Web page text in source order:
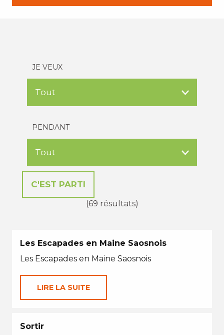
JE VEUX
PENDANT
(69 résultats)
Les Escapades en Maine Saosnois
Les Escapades en Maine Saosnois
LIRE LA SUITE
Sortir